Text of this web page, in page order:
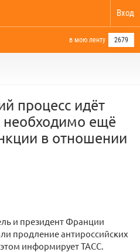
Вход
в мою ленту 2679
процесс идёт
необходимо ещё
в отношении
и президент Франции
продление антироссийских
информирует ТАСС.